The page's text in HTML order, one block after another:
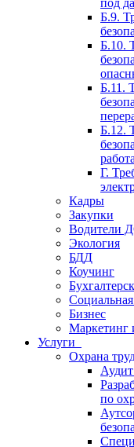
под
Б.9.
Б.10.
Б.11.
Б.12.
Г.
Кадры
Закупки
Водители
Экология
БДД
Коучинг
Бизнес
Маркетинг
Услуги
Охрана
по